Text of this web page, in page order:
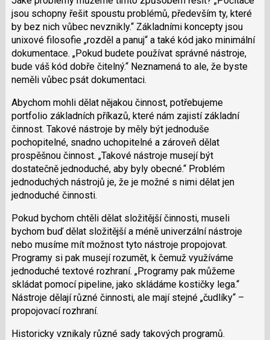
jsou schopny řešit spoustu problémů, především ty, které
by bez nich vůbec nevznikly. Základními koncepty jsou
unixové filosofie „rozděl a panuj“ a také kód jako minimální
dokumentace. Pokud budete používat správné nástroje,
bude váš kód dobře čitelný. Neznamená to ale, že byste
neměli vůbec psát dokumentaci.
Abychom mohli dělat nějakou činnost, potřebujeme
portfolio základních příkazů, které nám zajistí základní
činnost. Takové nástroje by měly být jednoduše
pochopitelné, snadno uchopitelné a zároveň dělat
prospěšnou činnost. Takové nástroje musejí být
dostatečně jednoduché, aby byly obecné. Problém
jednoduchých nástrojů je, že je možné s nimi dělat jen
jednoduché činnosti.
Pokud bychom chtěli dělat složitější činnosti, museli
bychom buď dělat složitější a méně univerzální nástroje
nebo musíme mít možnost tyto nástroje propojovat.
Programy si pak musejí rozumět, k čemuž využíváme
jednoduché textové rozhraní. Programy pak můžeme
skládat pomocí pipeline, jako skládáme kostičky lega.
Nástroje dělají různé činnosti, ale mají stejné „čudlíky“ –
propojovací rozhraní.
Historicky vznikaly různé sady takových programů.